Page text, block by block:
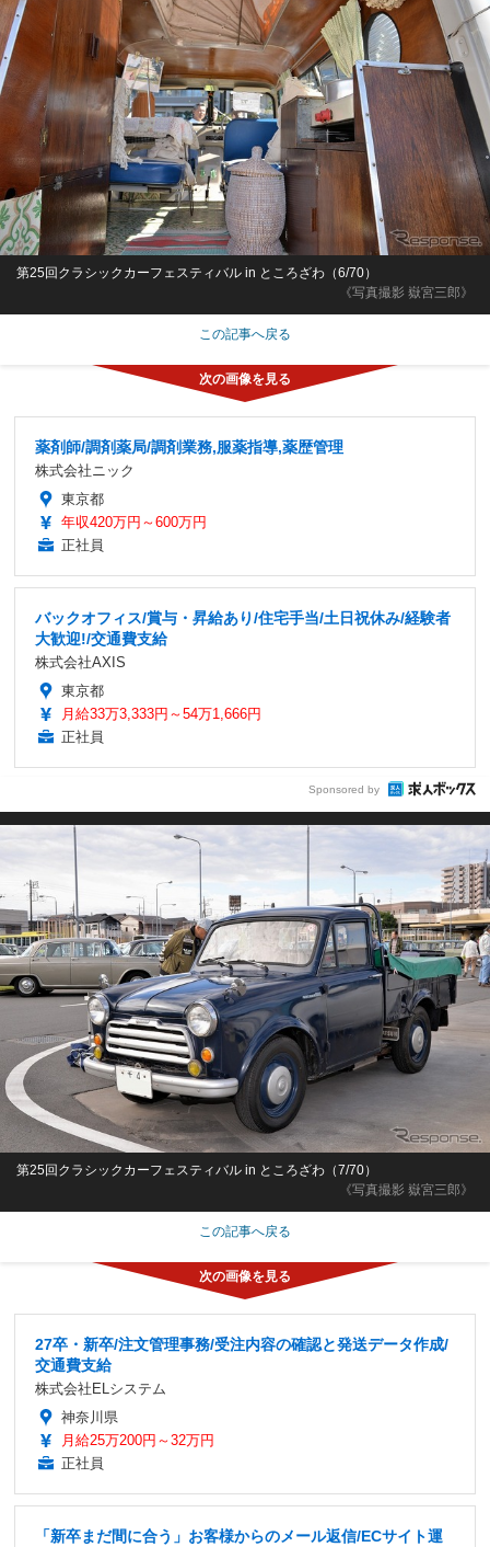
《写真撮影 嶽宮三郎》
第25回クラシックカーフェスティバル in ところざわ（6/70）
この記事へ戻る
薬剤師/調剤薬局/調剤業務,服薬指導,薬歴管理
株式会社ニック
東京都
年収420万円～600万円
正社員
バックオフィス/賞与・昇給あり/住宅手当/土日祝休み/経験者
大歓迎!/交通費支給
株式会社AXIS
東京都
月給33万3,333円～54万1,666円
正社員
Sponsored by
《写真撮影 嶽宮三郎》
第25回クラシックカーフェスティバル in ところざわ（7/70）
この記事へ戻る
27卒・新卒/注文管理事務/受注内容の確認と発送データ作成/
交通費支給
株式会社ELシステム
神奈川県
月給25万200円～32万円
正社員
「新卒まだ間に合う」お客様からのメール返信/ECサイト運